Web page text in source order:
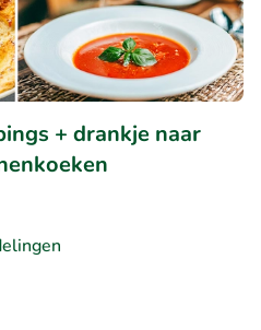
+ drankje naar